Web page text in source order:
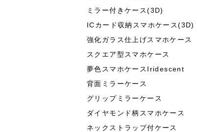
ミラー付きケース(3D)
ICカード収納スマホケース(3D)
強化ガラス仕上げスマホケース
スクエア型スマホケース
夢色スマホケースIridescent
背面ミラーケース
グリップミラーケース
ダイヤモンド柄スマホケース
ネックストラップ付ケース